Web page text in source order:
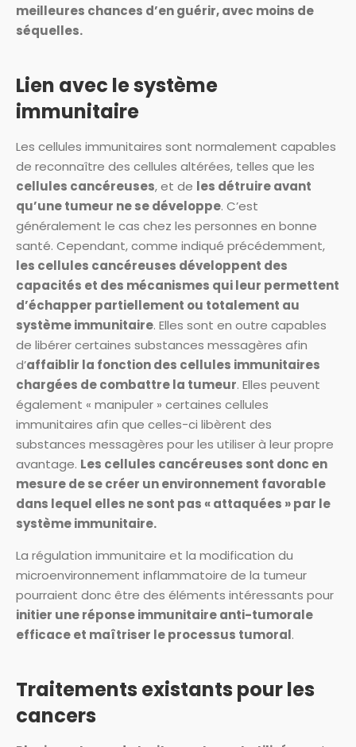
meilleures chances d’en guérir, avec moins de
séquelles.
Lien avec le système
immunitaire
Les cellules immunitaires sont normalement capables
de reconnaître des cellules altérées, telles que les
cellules cancéreuses, et de les détruire avant
qu’une tumeur ne se développe. C’est
généralement le cas chez les personnes en bonne
santé. Cependant, comme indiqué précédemment,
les cellules cancéreuses développent des
capacités et des mécanismes qui leur permettent
d’échapper partiellement ou totalement au
système immunitaire. Elles sont en outre capables
de libérer certaines substances messagères afin
d’affaiblir la fonction des cellules immunitaires
chargées de combattre la tumeur. Elles peuvent
également « manipuler » certaines cellules
immunitaires afin que celles-ci libèrent des
substances messagères pour les utiliser à leur propre
avantage. Les cellules cancéreuses sont donc en
mesure de se créer un environnement favorable
dans lequel elles ne sont pas « attaquées » par le
système immunitaire.
La régulation immunitaire et la modification du
microenvironnement inflammatoire de la tumeur
pourraient donc être des éléments intéressants pour
initier une réponse immunitaire anti-tumorale
efficace et maîtriser le processus tumoral.
Traitements existants pour les
cancers